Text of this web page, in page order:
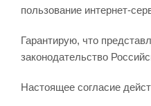
пользование интернет-
Гарантирую, что
законодательство
Настоящее согласие